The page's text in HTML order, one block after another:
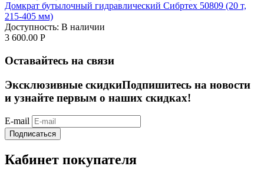
Домкрат бутылочный гидравлический Сибртех 50809 (20 т,
215-405 мм)
Доступность: В наличии
3 600.00 Р
Оставайтесь на связи
Эксклюзивные скидкиПодпишитесь на новости
и узнайте первым о наших скидках!
E-mail
Подписаться
Кабинет покупателя